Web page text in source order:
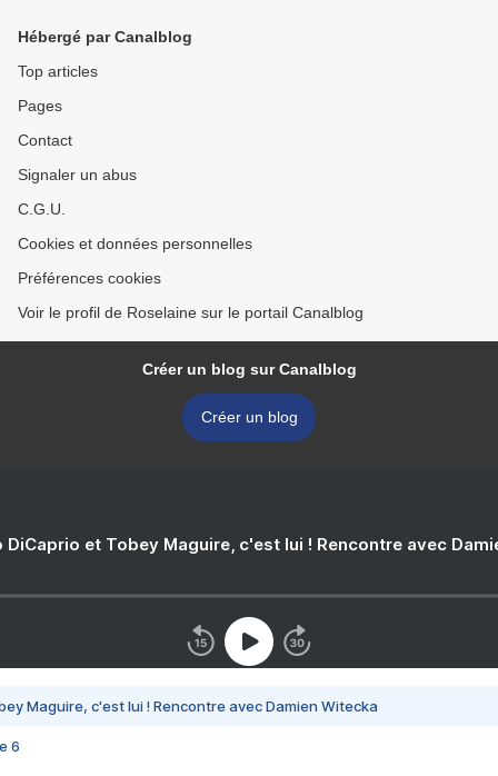
Hébergé par Canalblog
Top articles
Pages
Contact
Signaler un abus
C.G.U.
Cookies et données personnelles
Préférences cookies
Voir le profil de Roselaine sur le portail Canalblog
Créer un blog sur Canalblog
Créer un blog
DiCaprio et Tobey Maguire, c'est lui ! Rencontre avec
Maguire, c'est lui ! Rencontre avec Damien Witecka
6